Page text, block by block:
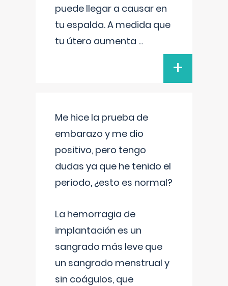
puede llegar a causar en
tu espalda. A medida que
tu útero aumenta ...
+
Me hice la prueba de
embarazo y me dio
positivo, pero tengo
dudas ya que he tenido el
periodo, ¿esto es normal?
La hemorragia de
implantación es un
sangrado más leve que
un sangrado menstrual y
sin coágulos, que